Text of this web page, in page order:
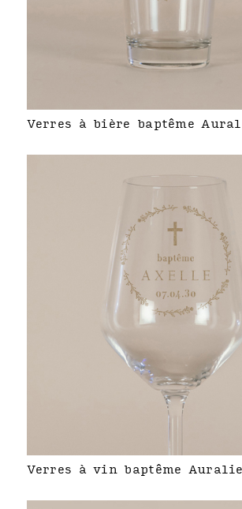
Verres à bière baptême
Verres à vin baptême Auralie